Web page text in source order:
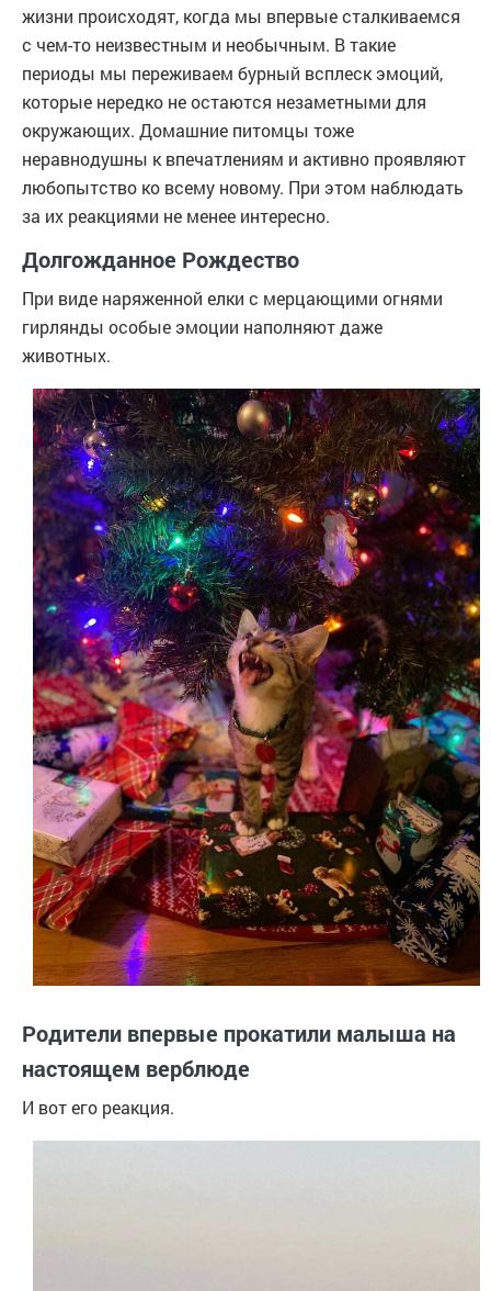
жизни происходят, когда мы впервые сталкиваемся
с чем-то неизвестным и необычным. В такие
периоды мы переживаем бурный всплеск эмоций,
которые нередко не остаются незаметными для
окружающих. Домашние питомцы тоже
неравнодушны к впечатлениям и активно проявляют
любопытство ко всему новому. При этом наблюдать
за их реакциями не менее интересно.
Долгожданное Рождество
При виде наряженной елки с мерцающими огнями
гирлянды особые эмоции наполняют даже
животных.
Родители впервые прокатили малыша на
настоящем верблюде
И вот его реакция.